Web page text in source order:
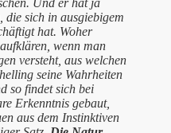
Und er hat ja
die sich in ausgiebigem
hat. Woher
wenn man
versteht, aus welchen
seine Wahrheiten
so findet sich bei
Erkenntnis gebaut,
aus dem Instinktiven